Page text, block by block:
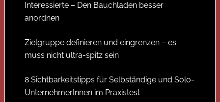
Interessierte – Den Bauchladen besser
anordnen
Zielgruppe definieren und eingrenzen – es
muss nicht ultra-spitz sein
8 Sichtbarkeitstipps für Selbständige und Solo-
UnternehmerInnen im Praxistest